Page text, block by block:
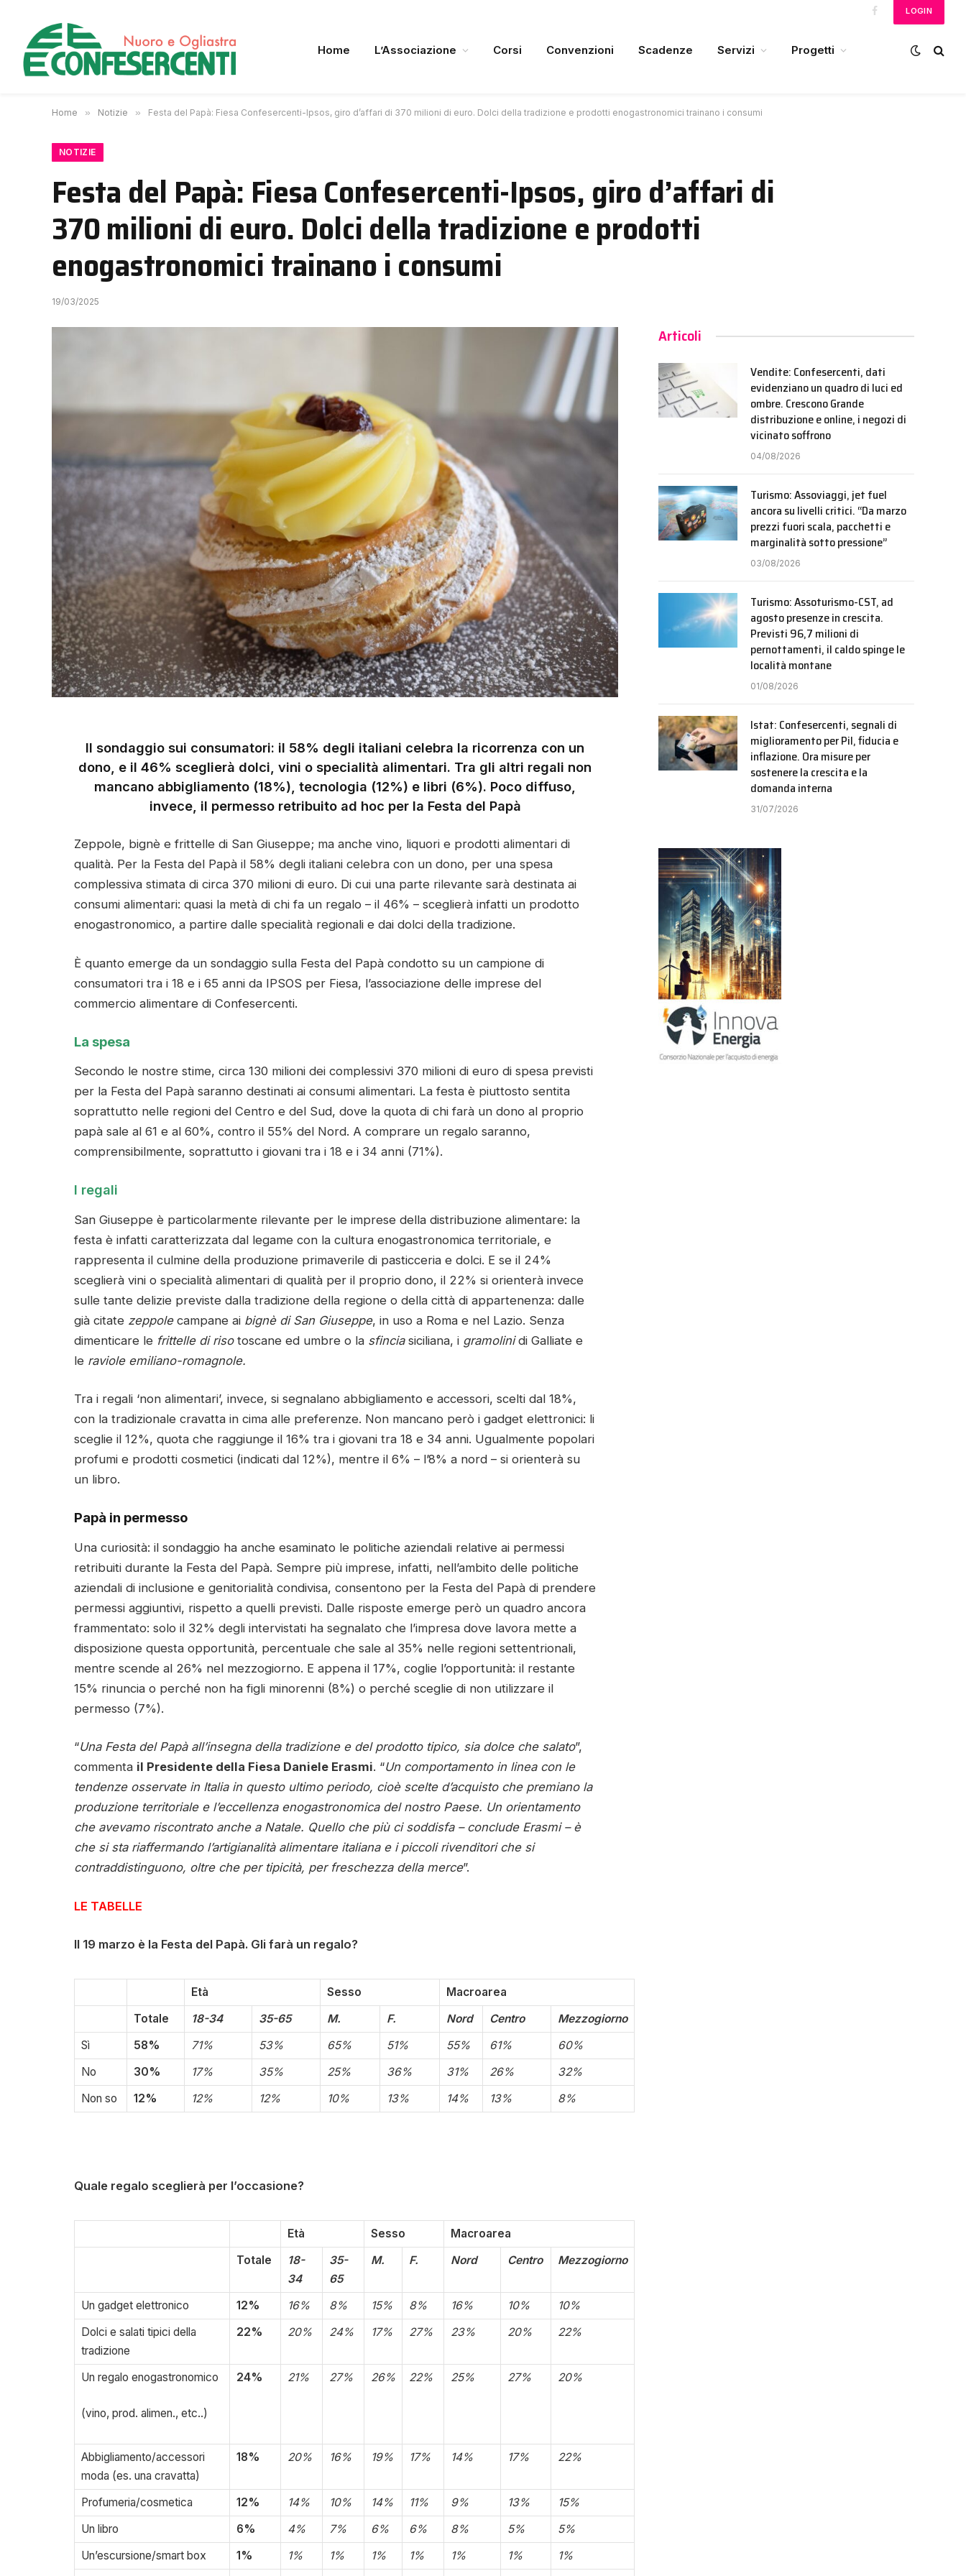
Facebook
LOGIN
Home L’Associazione Corsi Convenzioni Scadenze Servizi Progetti
Home » Notizie » Festa del Papà: Fiesa Confesercenti-Ipsos, giro d’affari di 370 milioni di euro. Dolci della tradizione e prodotti enogastronomici trainano i consumi
NOTIZIE
Festa del Papà: Fiesa Confesercenti-Ipsos, giro d’affari di
370 milioni di euro. Dolci della tradizione e prodotti
enogastronomici trainano i consumi
19/03/2025
Il sondaggio sui consumatori: il 58% degli italiani celebra la ricorrenza con un
dono, e il 46% sceglierà dolci, vini o specialità alimentari. Tra gli altri regali non
mancano abbigliamento (18%), tecnologia (12%) e libri (6%). Poco diffuso,
invece, il permesso retribuito ad hoc per la Festa del Papà
Zeppole, bignè e frittelle di San Giuseppe; ma anche vino, liquori e prodotti alimentari di
qualità. Per la Festa del Papà il 58% degli italiani celebra con un dono, per una spesa
complessiva stimata di circa 370 milioni di euro. Di cui una parte rilevante sarà destinata ai
consumi alimentari: quasi la metà di chi fa un regalo – il 46% – sceglierà infatti un prodotto
enogastronomico, a partire dalle specialità regionali e dai dolci della tradizione.
È quanto emerge da un sondaggio sulla Festa del Papà condotto su un campione di
consumatori tra i 18 e i 65 anni da IPSOS per Fiesa, l’associazione delle imprese del
commercio alimentare di Confesercenti.
La spesa
Secondo le nostre stime, circa 130 milioni dei complessivi 370 milioni di euro di spesa previsti
per la Festa del Papà saranno destinati ai consumi alimentari. La festa è piuttosto sentita
soprattutto nelle regioni del Centro e del Sud, dove la quota di chi farà un dono al proprio
papà sale al 61 e al 60%, contro il 55% del Nord. A comprare un regalo saranno,
comprensibilmente, soprattutto i giovani tra i 18 e i 34 anni (71%).
I regali
San Giuseppe è particolarmente rilevante per le imprese della distribuzione alimentare: la
festa è infatti caratterizzata dal legame con la cultura enogastronomica territoriale, e
rappresenta il culmine della produzione primaverile di pasticceria e dolci. E se il 24%
sceglierà vini o specialità alimentari di qualità per il proprio dono, il 22% si orienterà invece
sulle tante delizie previste dalla tradizione della regione o della città di appartenenza: dalle
già citate zeppolecampane ai bignè di San Giuseppe, in uso a Roma e nel Lazio. Senza
dimenticare le frittelle di risotoscane ed umbre o la sfinciasiciliana, i gramolinidi Galliate e
le raviole emiliano-romagnole.
Tra i regali ‘non alimentari’, invece, si segnalano abbigliamento e accessori, scelti dal 18%,
con la tradizionale cravatta in cima alle preferenze. Non mancano però i gadget elettronici: li
sceglie il 12%, quota che raggiunge il 16% tra i giovani tra 18 e 34 anni. Ugualmente popolari
profumi e prodotti cosmetici (indicati dal 12%), mentre il 6% – l’8% a nord – si orienterà su
un libro.
Papà in permesso
Una curiosità: il sondaggio ha anche esaminato le politiche aziendali relative ai permessi
retribuiti durante la Festa del Papà. Sempre più imprese, infatti, nell’ambito delle politiche
aziendali di inclusione e genitorialità condivisa, consentono per la Festa del Papà di prendere
permessi aggiuntivi, rispetto a quelli previsti. Dalle risposte emerge però un quadro ancora
frammentato: solo il 32% degli intervistati ha segnalato che l’impresa dove lavora mette a
disposizione questa opportunità, percentuale che sale al 35% nelle regioni settentrionali,
mentre scende al 26% nel mezzogiorno. E appena il 17%, coglie l’opportunità: il restante
15% rinuncia o perché non ha figli minorenni (8%) o perché sceglie di non utilizzare il
permesso (7%).
“Una Festa del Papà all’insegna della tradizione e del prodotto tipico, sia dolce che salato”,
commenta il Presidente della Fiesa Daniele Erasmi. “Un comportamento in linea con le
tendenze osservate in Italia in questo ultimo periodo, cioè scelte d’acquisto che premiano la
produzione territoriale e l’eccellenza enogastronomica del nostro Paese. Un orientamento
che avevamo riscontrato anche a Natale. Quello che più ci soddisfa – conclude Erasmi – è
che si sta riaffermando l’artigianalità alimentare italiana e i piccoli rivenditori che si
contraddistinguono, oltre che per tipicità, per freschezza della merce”.
LE TABELLE
Il 19 marzo è la Festa del Papà. Gli farà un regalo?
Età Sesso
Macroarea
Totale
18-34 35-65 M. F. Nord Centro
Mezzogiorno
Sì
58% 71% 53% 65% 51% 55% 61%
60%
No
30% 17% 35% 25% 36% 31% 26%
32%
Non so
12% 12% 12% 10% 13% 14% 13% 8%
Quale regalo sceglierà per l’occasione?
Età Sesso
Macroarea
Totale
18-
34
35-
65
M. F. Nord Centro Mezzogiorno
Un gadget elettronico 12% 16% 8% 15% 8% 16% 10%
10%
Dolci e salati tipici della
tradizione
22% 20% 24% 17% 27% 23% 20% 22%
Un regalo enogastronomico
(vino, prod. alimen., etc..)
24% 21% 27% 26% 22% 25% 27% 20%
Abbigliamento/accessori
moda (es. una cravatta)
18% 20% 16% 19% 17% 14% 17% 22%
Profumeria/cosmetica 12% 14% 10% 14% 11% 9% 13%
15%
Un libro
6% 4% 7% 6% 6% 8% 5%
5%
Un’escursione/smart box
1% 1% 1% 1% 1% 1% 1%
1%
Articoli
Vendite: Confesercenti, dati
evidenziano un quadro di luci ed
ombre. Crescono Grande
distribuzione e online, i negozi di
vicinato soffrono
04/08/2026
Turismo: Assoviaggi, jet fuel
ancora su livelli critici. “Da marzo
prezzi fuori scala, pacchetti e
marginalità sotto pressione”
03/08/2026
Turismo: Assoturismo-CST, ad
agosto presenze in crescita.
Previsti 96,7 milioni di
pernottamenti, il caldo spinge le
località montane
01/08/2026
Istat: Confesercenti, segnali di
miglioramento per Pil, fiducia e
inflazione. Ora misure per
sostenere la crescita e la
domanda interna
31/07/2026